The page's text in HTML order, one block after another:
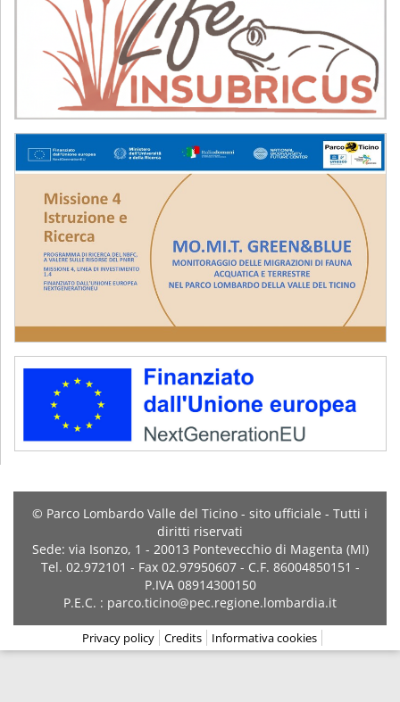
© Parco Lombardo Valle del Ticino - sito ufficiale - Tutti i
diritti riservati
Sede: via Isonzo, 1 - 20013 Pontevecchio di Magenta (MI)
Tel. 02.972101 - Fax 02.97950607 - C.F. 86004850151 -
P.IVA 08914300150
P.E.C. : parco.ticino@pec.regione.lombardia.it
Privacy policy Credits Informativa cookies